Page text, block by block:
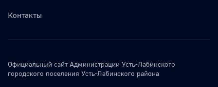
Контакты
Официальный сайт Администрации Усть-Лабинского
городского поселения Усть-Лабинского района